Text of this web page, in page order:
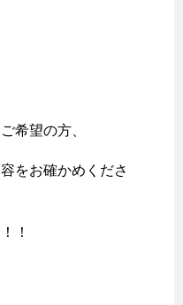
希望の方、
をお確かめくださ
！